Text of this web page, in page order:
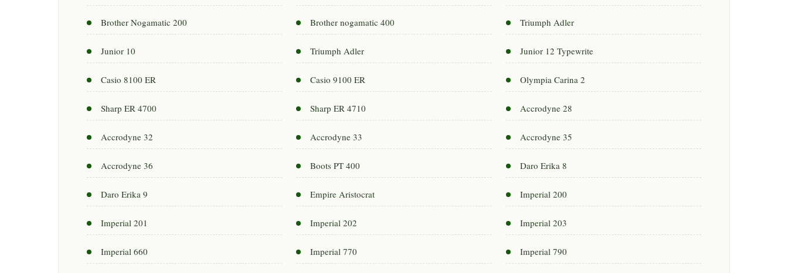
Brother Nogamatic 200 Brother nogamatic 400 Triumph Adler
Junior 10 Triumph Adler Junior 12 Typewrite
Casio 8100 ER Casio 9100 ER Olympia Carina 2
Sharp ER 4700 Sharp ER 4710 Accrodyne 28
Accrodyne 32 Accrodyne 33 Accrodyne 35
Accrodyne 36 Boots PT 400 Daro Erika 8
Daro Erika 9 Empire Aristocrat Imperial 200
Imperial 201 Imperial 202 Imperial 203
Imperial 660 Imperial 770 Imperial 790